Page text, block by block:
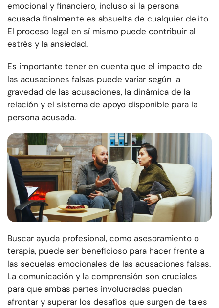
emocional y financiero, incluso si la persona
acusada finalmente es absuelta de cualquier delito.
El proceso legal en sí mismo puede contribuir al
estrés y la ansiedad.
Es importante tener en cuenta que el impacto de
las acusaciones falsas puede variar según la
gravedad de las acusaciones, la dinámica de la
relación y el sistema de apoyo disponible para la
persona acusada.
Buscar ayuda profesional, como asesoramiento o
terapia, puede ser beneficioso para hacer frente a
las secuelas emocionales de las acusaciones falsas.
La comunicación y la comprensión son cruciales
para que ambas partes involucradas puedan
afrontar y superar los desafíos que surgen de tales